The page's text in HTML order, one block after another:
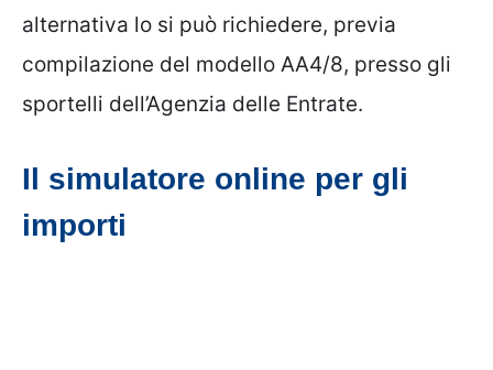
alternativa lo si può richiedere, previa
compilazione del modello AA4/8, presso gli
sportelli dell’Agenzia delle Entrate.
Il simulatore online per gli
importi